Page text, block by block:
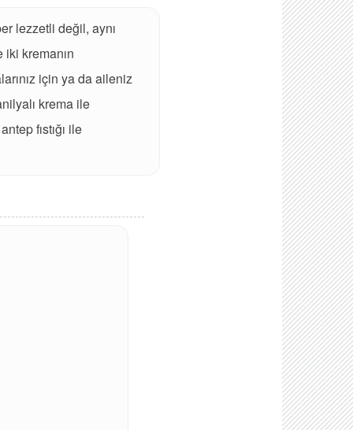
lezzetli değil, aynı
iki kremanın
için ya da aileniz
krema ile
fıstığı ile